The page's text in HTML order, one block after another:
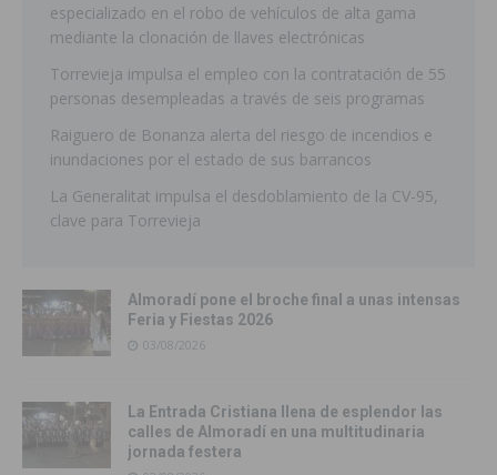
especializado en el robo de vehículos de alta gama
mediante la clonación de llaves electrónicas
Torrevieja impulsa el empleo con la contratación de 55
personas desempleadas a través de seis programas
Raiguero de Bonanza alerta del riesgo de incendios e
inundaciones por el estado de sus barrancos
La Generalitat impulsa el desdoblamiento de la CV-95,
clave para Torrevieja
Almoradí pone el broche final a unas intensas
Feria y Fiestas 2026
03/08/2026
La Entrada Cristiana llena de esplendor las
calles de Almoradí en una multitudinaria
jornada festera